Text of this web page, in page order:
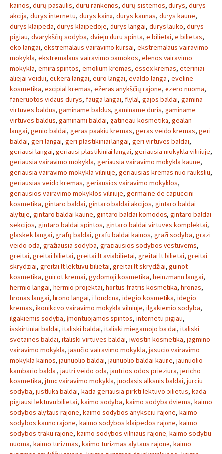
kainos, durų pasaulis, duru rankenos, durų sistemos, durys, durys
akcija, durys internetu, durys kaina, durys kaunas, durys kaune,
durys klaipeda, durys klaipedoje, durys langai, durys lauko, durys
pigiau, dvarykščių sodyba, dvieju duru spinta, e bilietai, e bilietas,
eko langai, ekstremalaus vairavimo kursai, ekstremalaus vairavimo
mokykla, ekstremalaus vairavimo pamokos, elenos vairavimo
mokykla, emira spintos, emolium kremas, essex kremas, eteriniai
aliejai veidui, eukera langai, euro langai, evaldo langai, eveline
kosmetika, excipial kremas, ežeras anykščių rajone, ezero nuoma,
faneruotos vidaus durys, fauga langai, flylal, gajos baldai, gamina
virtuves baldus, gaminame baldus, gaminame duris, gaminame
virtuves baldus, gaminami baldai, gatineau kosmetika, gealan
langai, genio baldai, geras paakiu kremas, geras veido kremas, geri
baldai, geri langai, geri plastikiniai langai, geri virtuves baldai,
geriausi langai, geriausi plastikiniai langai, geriausia mokykla vilniuje,
geriausia vairavimo mokykla, geriausia vairavimo mokykla kaune,
geriausia vairavimo mokykla vilniuje, geriausias kremas nuo rauksliu,
geriausias veido kremas, geriausios vairavimo mokyklos,
geriausios vairavimo mokyklos vilniuje, germaine de capuccini
kosmetika, gintaro baldai, gintaro baldai akcijos, gintaro baldai
alytuje, gintaro baldai kaune, gintaro baldai komodos, gintaro baldai
sekcijos, gintaro baldai spintos, gintaro baldai virtuves komplektai,
glaskek langai, grafų baldai, grafu baldai kainos, graži sodyba, grazi
veido oda, gražiausia sodyba, graziausios sodybos vestuvems,
greitai, greitai bilietai, greitai lt aviabilietai, greitai lt bilietai, greitai
skrydziai, greitai.lt lektuvu bilietai, greitai.lt skrydžiai, guinot
kosmetika, guinot kremai, gydomoji kosmetika, heinzmann langai,
hermio langai, hermio projektai, hortus fratris kosmetika, hronas,
hronas langai, hrono langai, i londona, idegio kosmetika, idegio
kremas, ikonikovo vairavimo mokykla vilniuje, ilgakiemio sodyba,
ilgakiemis sodyba, įmontuojamos spintos, internetu pigiau,
isskirtiniai baldai, italiski baldai, italiski miegamojo baldai, italiski
svetaines baldai, italiski virtuves baldai, iwostin kosmetika, jagmino
vairavimo mokykla, jasučio vairavimo mokykla, jasucio vairavimo
mokykla kainos, jaunuolio baldai, jaunuolio baldai kaune, jaunuolio
kambario baldai, jautri veido oda, jautrios odos prieziura, jericho
kosmetika, jtmc vairavimo mokykla, juodasis alksnis baldai, jurciu
sodyba, justluka baldai, kada geriausia pirkti lektuvo bilietus, kada
pigiausi lektuvu bilietai, kaimo sodyba, kaimo sodyba dviems, kaimo
sodybos alytaus rajone, kaimo sodybos anyksciu rajone, kaimo
sodybos kauno rajone, kaimo sodybos klaipedos rajone, kaimo
sodybos traku rajone, kaimo sodybos vilniaus rajone, kaimo sodybu
nuoma, kaimo turizmas, kaimo turizmas alytaus rajone, kaimo